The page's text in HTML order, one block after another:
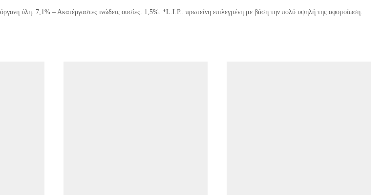
ύλη: 7,1% – Ακατέργαστες ινώδεις ουσίες: 1,5%. *L.I.P.: πρωτεΐνη επιλεγμένη με βάση την πολύ υψηλή της αφομοίωση.